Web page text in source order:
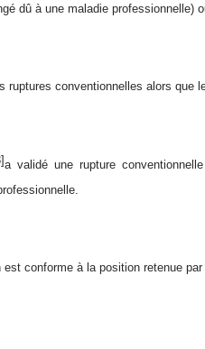
dû à une maladie professionnelle)
ruptures conventionnelles alors que
a validé une rupture
conforme à la position retenue par